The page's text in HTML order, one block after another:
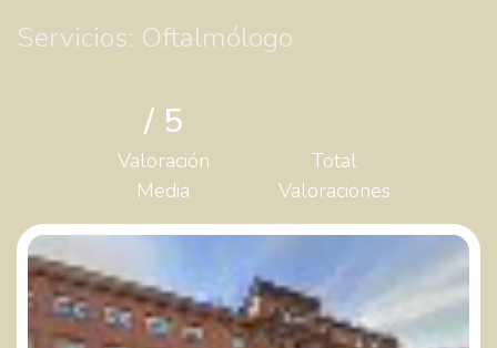
Servicios: Oftalmólogo
/ 5
Valoración
Media
Total
Valoraciones